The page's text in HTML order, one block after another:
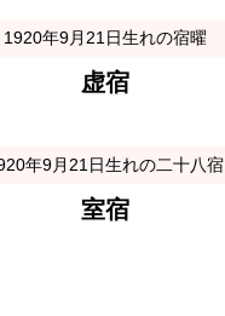
1920年9月21日生れの宿曜
虚宿
年9月21日生れの二十八宿
室宿